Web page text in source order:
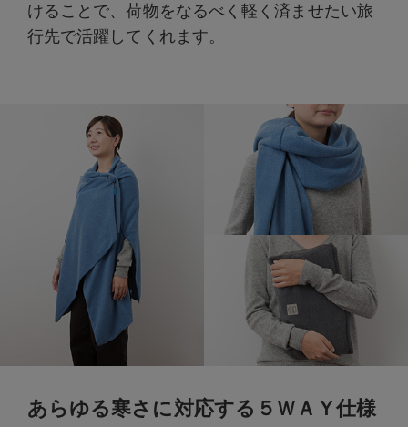
けることで、荷物をなるべく軽く済ませたい旅
行先で活躍してくれます。
あらゆる寒さに対応する５ＷＡＹ仕様